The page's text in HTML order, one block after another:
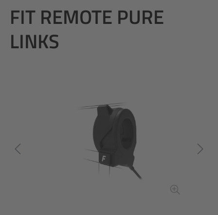
FIT REMOTE PURE
LINKS